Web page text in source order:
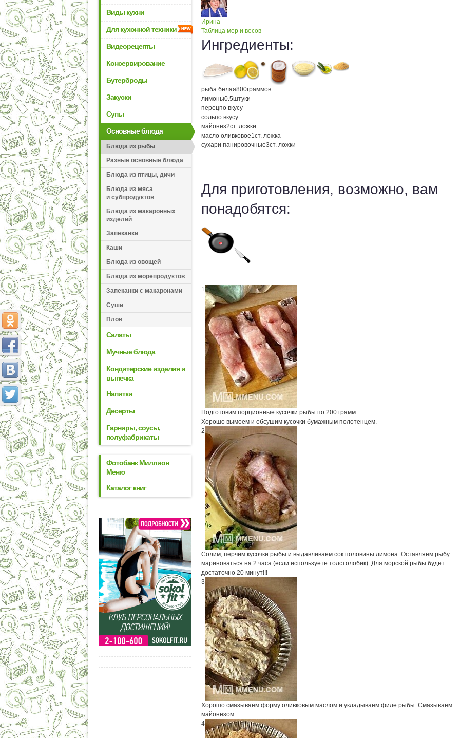
Виды кухни
Для кухонной техники
Видеорецепты
Консервирование
Бутерброды
Закуски
Супы
Основные блюда
Блюда из рыбы
Разные основные блюда
Блюда из птицы, дичи
Блюда из мяса
и субпродуктов
Блюда из макаронных
изделий
Запеканки
Каши
Блюда из овощей
Блюда из морепродуктов
Запеканки с макаронами
Суши
Плов
Салаты
Мучные блюда
Кондитерские изделия и
выпечка
Напитки
Десерты
Гарниры, соусы,
полуфабрикаты
Фотобанк Миллион
Меню
Каталог книг
Ирина
Таблица мер и весов
Ингредиенты:
рыба белая800граммов
лимоны0.5штуки
перецпо вкусу
сольпо вкусу
майонез2ст. ложки
масло оливковое1ст. ложка
сухари панировочные3ст. ложки
Для приготовления, возможно, вам
понадобятся:
1
Подготовим порционные кусочки рыбы по 200 грамм.
Хорошо вымоем и обсушим кусочки бумажным полотенцем.
2
Солим, перчим кусочки рыбы и выдавливаем сок половины лимона. Оставляем рыбу
мариноваться на 2 часа (если используете толстолобик). Для морской рыбы будет
достаточно 20 минут!!!
3
Хорошо смазываем форму оливковым маслом и укладываем филе рыбы. Смазываем
майонезом.
4